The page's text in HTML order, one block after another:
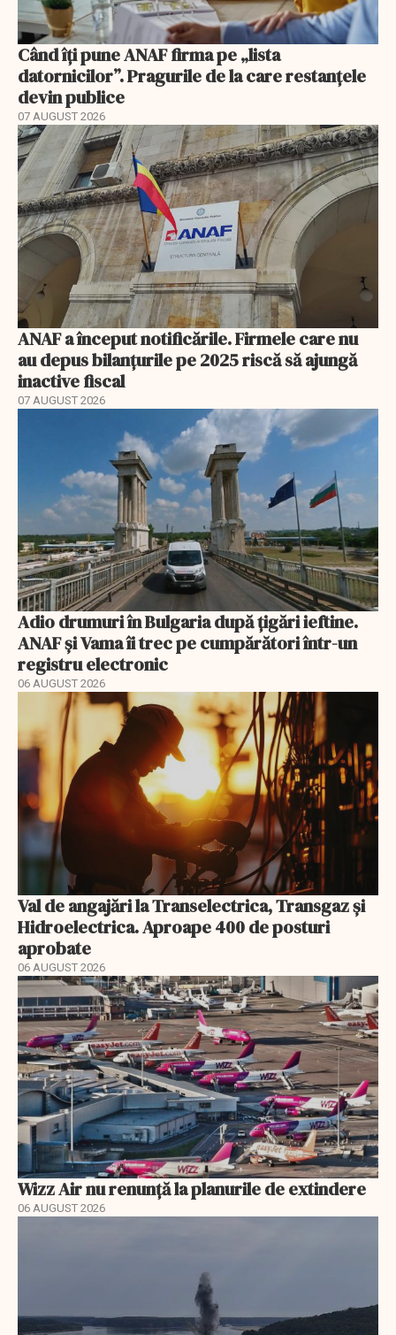
Când îți pune ANAF firma pe „lista
datornicilor”. Pragurile de la care restanțele
devin publice
07 AUGUST 2026
ANAF a început notificările. Firmele care nu
au depus bilanțurile pe 2025 riscă să ajungă
inactive fiscal
07 AUGUST 2026
Adio drumuri în Bulgaria după țigări ieftine.
ANAF și Vama îi trec pe cumpărători într-un
registru electronic
06 AUGUST 2026
Val de angajări la Transelectrica, Transgaz și
Hidroelectrica. Aproape 400 de posturi
aprobate
06 AUGUST 2026
Wizz Air nu renunță la planurile de extindere
06 AUGUST 2026